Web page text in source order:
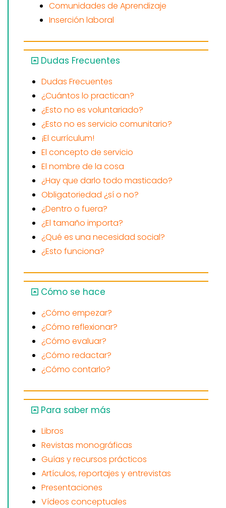
Comunidades de Aprendizaje
Inserción laboral
Dudas Frecuentes
Dudas Frecuentes
¿Cuántos lo practican?
¿Esto no es voluntariado?
¿Esto no es servicio comunitario?
¡El currículum!
El concepto de servicio
El nombre de la cosa
¿Hay que darlo todo masticado?
Obligatoriedad ¿sí o no?
¿Dentro o fuera?
¿El tamaño importa?
¿Qué es una necesidad social?
¿Esto funciona?
Cómo se hace
¿Cómo empezar?
¿Cómo reflexionar?
¿Cómo evaluar?
¿Cómo redactar?
¿Cómo contarlo?
Para saber más
Libros
Revistas monográficas
Guías y recursos prácticos
Artículos, reportajes y entrevistas
Presentaciones
Vídeos conceptuales